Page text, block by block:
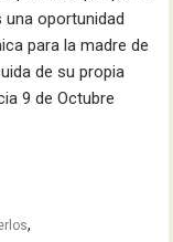
una oportunidad
para la madre de
de su propia
9 de Octubre
,